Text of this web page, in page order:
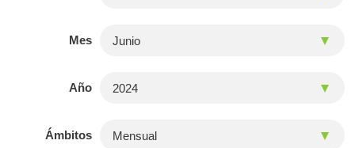
Mes
Año
Ámbitos